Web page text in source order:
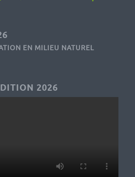
EN MILIEU NATUREL
2026